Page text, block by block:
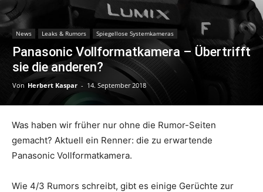
News Leaks & Rumors Spiegellose Systemkameras
Panasonic Vollformatkamera – Übertrifft
sie die anderen?
Von Herbert Kaspar - 14. September 2018
Was haben wir früher nur ohne die Rumor-Seiten
gemacht? Aktuell ein Renner: die zu erwartende
Panasonic Vollformatkamera.
Wie 4/3 Rumors schreibt, gibt es einige Gerüchte zur